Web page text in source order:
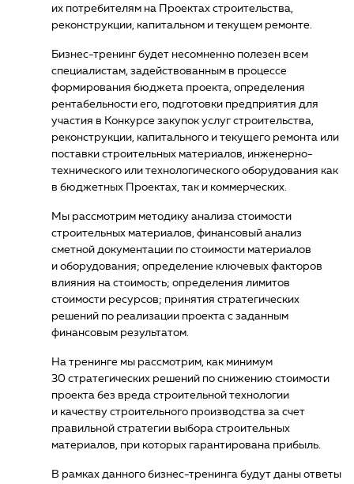
их потребителям на Проектах строительства,
реконструкции, капитальном и текущем ремонте.
Бизнес-тренинг будет несомненно полезен всем
специалистам, задействованным в процессе
формирования бюджета проекта, определения
рентабельности его, подготовки предприятия для
участия в Конкурсе закупок услуг строительства,
реконструкции, капитального и текущего ремонта или
поставки строительных материалов, инженерно-
технического или технологического оборудования как
в бюджетных Проектах, так и коммерческих.
Мы рассмотрим методику анализа стоимости
строительных материалов, финансовый анализ
сметной документации по стоимости материалов
и оборудования; определение ключевых факторов
влияния на стоимость; определения лимитов
стоимости ресурсов; принятия стратегических
решений по реализации проекта с заданным
финансовым результатом.
На тренинге мы рассмотрим, как минимум
30 стратегических решений по снижению стоимости
проекта без вреда строительной технологии
и качеству строительного производства за счет
правильной стратегии выбора строительных
материалов, при которых гарантирована прибыль.
В рамках данного бизнес-тренинга будут даны ответы